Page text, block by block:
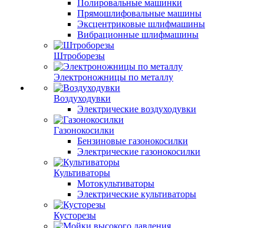
Полировальные машинки
Прямошлифовальные машины
Эксцентриковые шлифмашины
Вибрационные шлифмашины
Штроборезы
Электроножницы по металлу
Воздуходувки
Электрические воздуходувки
Газонокосилки
Бензиновые газонокосилки
Электрические газонокосилки
Культиваторы
Мотокультиваторы
Электрические культиваторы
Кусторезы